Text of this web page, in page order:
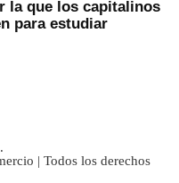
la que los capitalinos
para estudiar
| Todos los derechos